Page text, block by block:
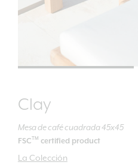
Clay
Mesa de café cuadrada 45x45
FSC TM certified product
La Colección